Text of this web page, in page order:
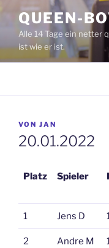
Inhalt
springen
QUEEN-
Alle 14 Tage ein netter
ist wie er ist.
VERÖFFENTLICHT
AM
VON JAN
20.01.2022
Platz Spieler
1 Jens D
2 Andre M